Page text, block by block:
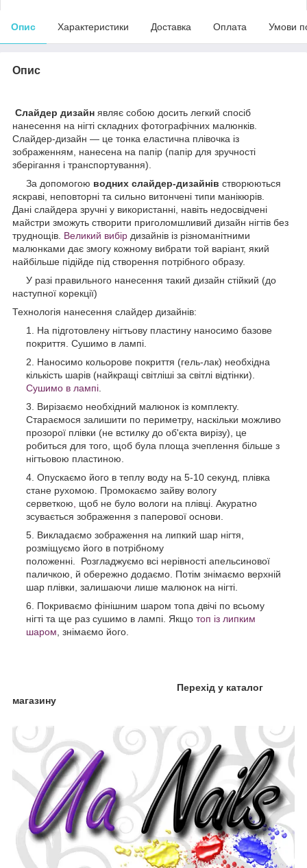
Опис Характеристики Доставка Оплата Умови
Опис
Слайдер дизайн являє собою досить легкий спосіб
нанесення на нігті складних фотографічних малюнків.
Слайдер-дизайн — це тонка еластична плівочка із
зображенням, нанесена на папір (папір для зручності
зберігання і транспортування).
За допомогою водних слайдер-дизайнів створюються
яскраві, неповторні та сильно витончені типи манікюрів.
Дані слайдера зручні у використанні, навіть недосвідчені
майстри зможуть створити приголомшливий дизайн нігтів без
труднощів. Великий вибір дизайнів із різноманітними
малюнками дає змогу кожному вибрати той варіант, який
найбільше підійде під створення потрібного образу.
У разі правильного нанесення такий дизайн стійкий (до
наступної корекції)
Технологія нанесення слайдер дизайнів:
На підготовлену нігтьову пластину наносимо базове
покриття. Сушимо в лампі.
Наносимо кольорове покриття (гель-лак) необхідна
кількість шарів (найкращі світліші за світлі відтінки).
Сушимо в лампі
Вирізаємо необхідний малюнок із комплекту.
Стараємося залишити по периметру, наскільки можливо
прозорої плівки (не встилку до об'єкта вирізу), це
робиться для того, щоб була площа зчеплення більше з
нігтьовою пластиною.
Опускаємо його в теплу воду на 5-10 секунд, плівка
стане рухомою. Промокаємо зайву вологу
серветкою
щоб не було вологи на плівці. Акуратно
зсувається зображення з паперової основи.
Викладаємо зображення на липкий шар нігтя,
розміщуємо його в потрібному
положенні. Розгладжуємо всі нерівності апельсинової
паличкою, й обережно додаємо. Потім знімаємо верхній
шар плівки, залишаючи лише малюнок на нігті.
Покриваємо фінішним шаром топа двічі по всьому
нігті та ще раз сушимо в лампі. Якщо топ із липким
шаром , знімаємо його.
Перехід у каталог
магазину